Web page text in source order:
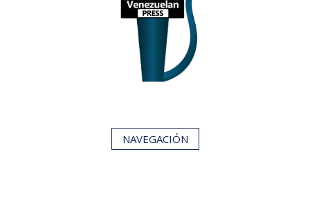
NAVEGACIÓN